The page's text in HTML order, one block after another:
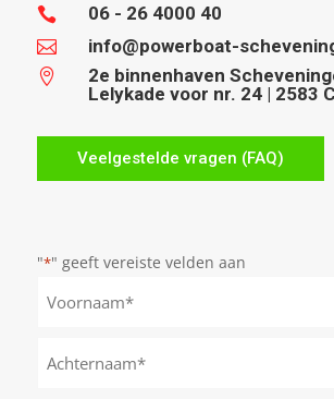
 06 - 26 4000 40
 info@powerboat-

2e binnenhaven
Lelykade voor nr. 24 | 2583
Veelgestelde vragen (FAQ)
"*" geeft vereiste velden aan